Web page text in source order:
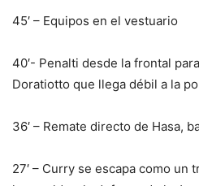
45′ – Equipos en el vestuario
40′- Penalti desde la frontal
Doratiotto que llega débil a la
36′ – Remate directo de Hasa,
27′ – Curry se escapa como un